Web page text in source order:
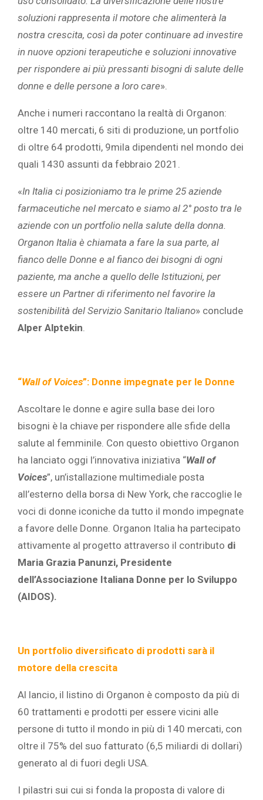
soluzioni rappresenta il motore che alimenterà la
nostra crescita, così da poter continuare ad investire
in nuove opzioni terapeutiche e soluzioni innovative
per rispondere ai più pressanti bisogni di salute delle
donne e delle persone a loro care».
Anche i numeri raccontano la realtà di Organon:
oltre 140 mercati, 6 siti di produzione, un portfolio
di oltre 64 prodotti, 9mila dipendenti nel mondo dei
quali 1430 assunti da febbraio 2021.
«In Italia ci posizioniamo tra le prime 25 aziende
farmaceutiche nel mercato e siamo al 2° posto tra le
aziende con un portfolio nella salute della donna.
Organon Italia è chiamata a fare la sua parte, al
fianco delle Donne e al fianco dei bisogni di ogni
paziente, ma anche a quello delle Istituzioni, per
essere un Partner di riferimento nel favorire la
sostenibilità del Servizio Sanitario Italiano» conclude
Alper Alptekin.
“Wall of Voices”: Donne impegnate per le Donne
Ascoltare le donne e agire sulla base dei loro
bisogni è la chiave per rispondere alle sfide della
salute al femminile. Con questo obiettivo Organon
ha lanciato oggi l’innovativa iniziativa “Wall of
Voices”, un’istallazione multimediale posta
all’esterno della borsa di New York, che raccoglie le
voci di donne iconiche da tutto il mondo impegnate
a favore delle Donne. Organon Italia ha partecipato
attivamente al progetto attraverso il contributo di
Maria Grazia Panunzi, Presidente
dell’Associazione Italiana Donne per lo Sviluppo
(AIDOS).
Un portfolio diversificato di prodotti sarà il
motore della crescita
Al lancio, il listino di Organon è composto da più di
60 trattamenti e prodotti per essere vicini alle
persone di tutto il mondo in più di 140 mercati, con
oltre il 75% del suo fatturato (6,5 miliardi di dollari)
generato al di fuori degli USA.
I pilastri sui cui si fonda la proposta di valore di